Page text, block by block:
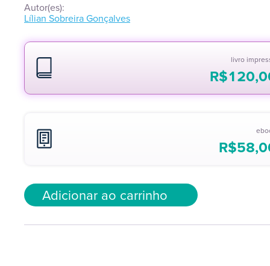
Autor(es):
Lílian Sobreira Gonçalves
livro
R$
R$
Adicionar ao carrinho